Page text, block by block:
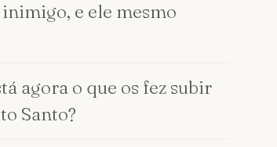
e ele mesmo
agora o que os fez subir
Santo?